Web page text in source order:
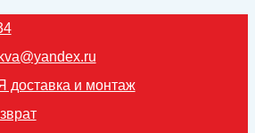
и монтаж